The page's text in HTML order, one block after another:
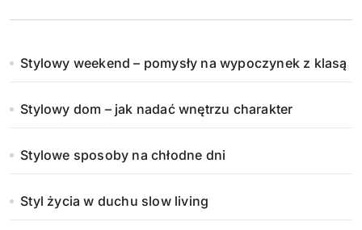
Stylowy weekend – pomysły na wypoczynek z klasą
Stylowy dom – jak nadać wnętrzu charakter
Stylowe sposoby na chłodne dni
Styl życia w duchu slow living